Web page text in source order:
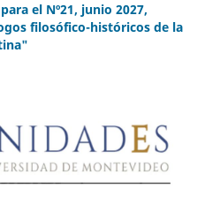
el Nº21, junio 2027,
filosófico-históricos de la